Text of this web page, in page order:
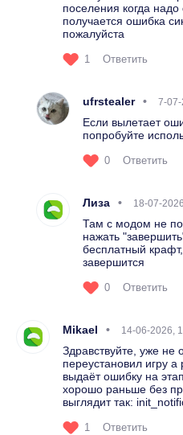
поселения когда
получается ошибка
пожалуйста
1 Ответить
ufrstealer 7-
Если вылетает
попробуйте
0 Ответить
Лиза 18-07-
Там с модом не
нажать
бесплатный
завершится
0 Ответить
Mikael 14-06-2026,
Здравствуйте, уже не
переустановил игру а
выдаёт ошибку на
хорошо раньше без
выглядит так:
1 Ответить